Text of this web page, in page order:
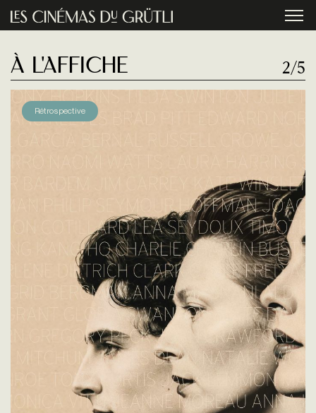
Aller au contenu principal
2/5
à l'affiche
Rétrospective